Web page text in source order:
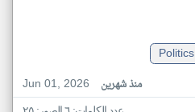
Politics
Jun 01, 2026
منذ شهرين